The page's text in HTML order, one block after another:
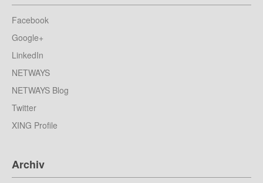
Facebook
Google+
LinkedIn
NETWAYS
NETWAYS Blog
Twitter
XING Profile
Archiv